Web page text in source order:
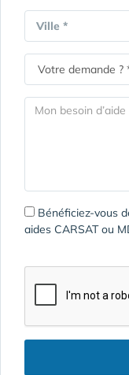
Ville *
Bénéficiez-vous
aides CARSAT ou